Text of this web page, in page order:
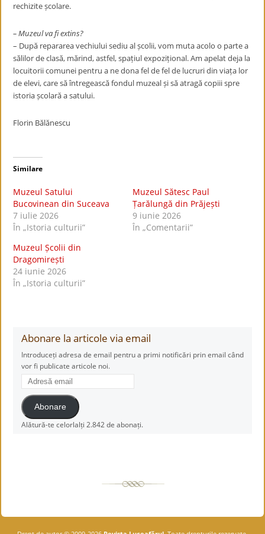
rechizite școlare.
– Muzeul va fi extins?
– După repararea vechiului sediu al școlii, vom muta acolo o parte a
sălilor de clasă, mărind, astfel, spațiul expozițional. Am apelat deja la
locuitorii comunei pentru a ne dona fel de fel de lucruri din viața lor
de elevi, care să întregească fondul muzeal și să atragă copiii spre
istoria școlară a satului.
Florin Bălănescu
Similare
Muzeul Satului
Bucovinean din Suceava
7 iulie 2026
În „Istoria culturii”
Muzeul Sătesc Paul
Țarălungă din Prăjești
9 iunie 2026
În „Comentarii”
Muzeul Școlii din
Dragomirești
24 iunie 2026
În „Istoria culturii”
Abonare la articole via email
Introduceți adresa de email pentru a primi notificări prin email când
vor fi publicate articole noi.
Adresă
email
Abonare
Alătură-te celorlalți 2.842 de abonați.